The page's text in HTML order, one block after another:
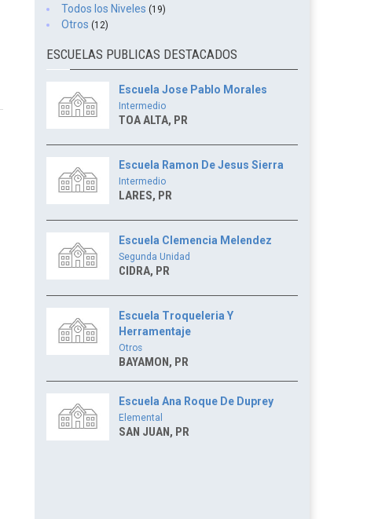
Todos los Niveles (19)
Otros (12)
ESCUELAS PUBLICAS DESTACADOS
Escuela Jose Pablo Morales
Intermedio
TOA ALTA, PR
Escuela Ramon De Jesus Sierra
Intermedio
LARES, PR
Escuela Clemencia Melendez
Segunda Unidad
CIDRA, PR
Escuela Troqueleria Y
Herramentaje
Otros
BAYAMON, PR
Escuela Ana Roque De Duprey
Elemental
SAN JUAN, PR